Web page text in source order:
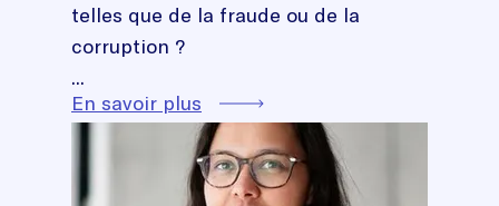
telles que de la fraude ou de la
corruption ?
...
En savoir plus